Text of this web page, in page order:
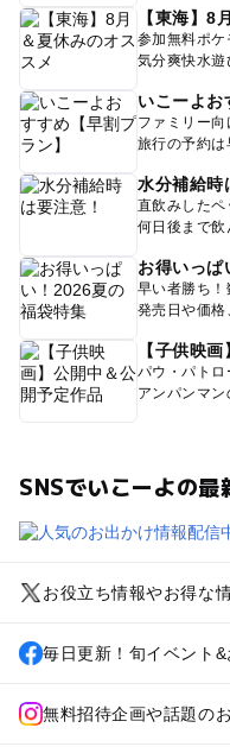
【東海】8
参加無料ポケ
気分爽快水遊
いこーよお
ファミリー向
旅行の予約は
水分補給時
直飲みしたペ
何日後まで飲
お得いっぱ
早い者勝ち
発売日や価格
【子供映
パウ・パトロ
アンパンマン
SNSでいこーよの最
お役立ち情報やお得な
毎日更新！旬イベント&
無料招待企画や話題の